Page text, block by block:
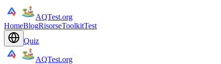
AQTest.org
HomeBlogRisorseToolkitTest
Quiz
AQTest.org